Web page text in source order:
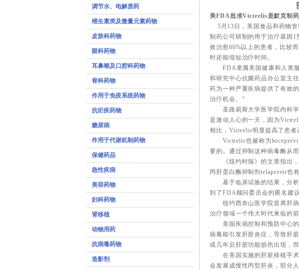
调节水、电解质药
维生素类及微量元素药物
皮肤科药物
眼科药物
耳鼻喉及口腔科药物
骨科药物
作用于免疫系统药物
抗疟疾药物
糖尿病
作用于代谢机制药物
保健药品
急性疾病
美容药物
妇科药物
肾移植
动物用药
抗病毒药物
造影剂
美FDA批准Victrelis是默克制
5月13日，美国食品和药物管
制药公司研制的用于治疗基因
效治愈60%以上的患者，比较
时还能缩短治疗时间。
FDA隶属美国健康和人类服
和研究中心抗菌药品办公室主
药为一种严重疾病提供了有效
治疗机会。”
圣路易斯大学医学院内科学
是激动人心的一天，因为
相比，Victrelis明显提高了患
Victrelis也被称为boceprevir
要的。通过抑制这种病毒酶从
《纽约时报》的文章指出，
丙肝蛋白酶抑制剂telaprevir也
基于临床试验的结果，分析
到了FDA顾问委员会的匿名建
纽约西奈山医学院首席肝病
治疗领域一个伟大时代来临的
美国疾病控制和预防中心的
病毒能引发肝脏炎症，导致肝
或几年后肝脏功能损伤出现，
在美国实施的肝脏移植手术
会发展成慢性丙型肝炎，部分